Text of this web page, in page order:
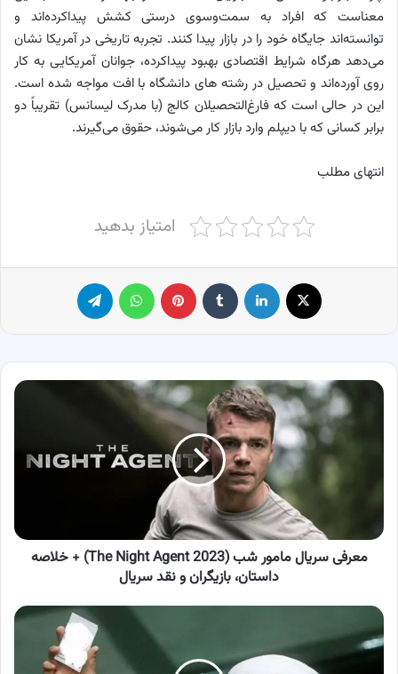
معناست که افراد به سمت‌وسوی درستی کشش پیداکرده‌اند و
توانسته‌اند جایگاه خود را در بازار پیدا کنند. تجربه تاریخی در آمریکا نشان
می‌دهد هرگاه شرایط اقتصادی بهبود پیداکرده، جوانان آمریکایی به کار
روی آورده‌اند و تحصیل در رشته های دانشگاه با افت مواجه شده است.
این در حالی است که فارغ‌التحصیلان کالج (با مدرک لیسانس) تقریباً دو
برابر کسانی که با دیپلم وارد بازار کار می‌شوند، حقوق می‌گیرند.
انتهای مطلب
امتیاز بدهید
لینکدین ‫تامبلر پینترست
معرفی
+
خلاصه
و
نقد
سریال
معرفی سریال مامور شب (The Night Agent 2023) + خلاصه
داستان، بازیگران و نقد سریال
شکایت
حجت
الاسلام